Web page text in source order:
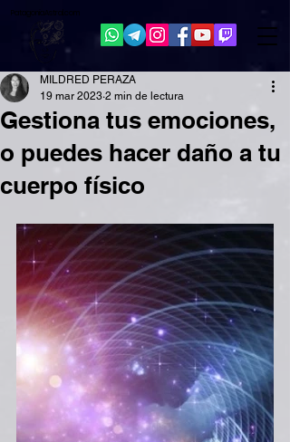
PatagoniaAstral.com
Gestiona tus emociones,
o puedes hacer daño a tu
cuerpo físico
MILDRED PERAZA
19 mar 2023 2 min de lectura